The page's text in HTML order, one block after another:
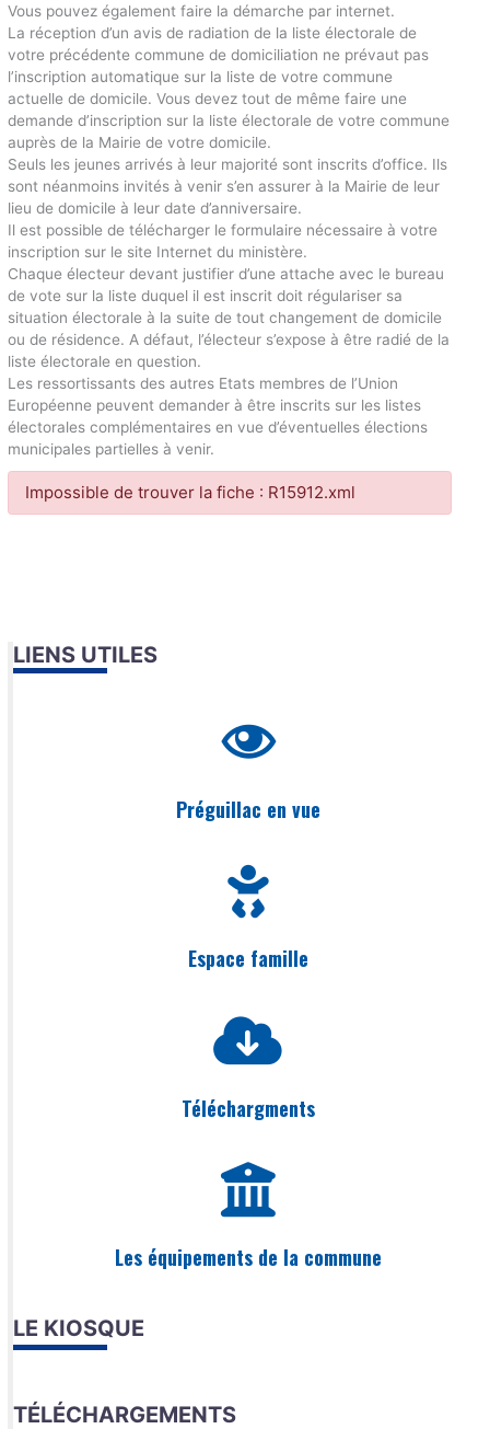
Vous pouvez également faire la démarche par internet.
La réception d’un avis de radiation de la liste électorale de
votre précédente commune de domiciliation ne prévaut pas
l’inscription automatique sur la liste de votre commune
actuelle de domicile. Vous devez tout de même faire une
demande d’inscription sur la liste électorale de votre commune
auprès de la Mairie de votre domicile.
Seuls les jeunes arrivés à leur majorité sont inscrits d’office. Ils
sont néanmoins invités à venir s’en assurer à la Mairie de leur
lieu de domicile à leur date d’anniversaire.
Il est possible de télécharger le formulaire nécessaire à votre
inscription sur le site Internet du ministère.
Chaque électeur devant justifier d’une attache avec le bureau
de vote sur la liste duquel il est inscrit doit régulariser sa
situation électorale à la suite de tout changement de domicile
ou de résidence. A défaut, l’électeur s’expose à être radié de la
liste électorale en question.
Les ressortissants des autres Etats membres de l’Union
Européenne peuvent demander à être inscrits sur les listes
électorales complémentaires en vue d’éventuelles élections
municipales partielles à venir.
Impossible de trouver la fiche : R15912.xml
LIENS UTILES
Préguillac en vue
Espace famille
Téléchargments
Les équipements de la commune
LE KIOSQUE
TÉLÉCHARGEMENTS